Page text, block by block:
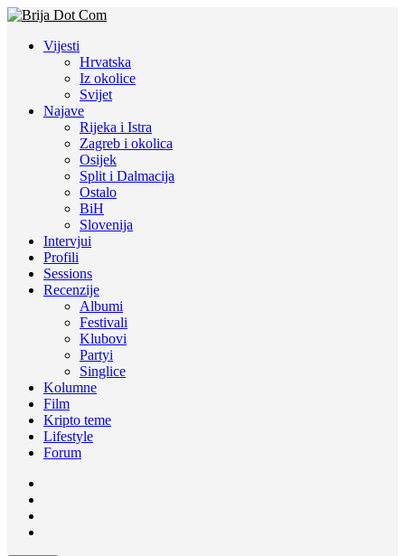
Vijesti
Hrvatska
Iz okolice
Svijet
Najave
Rijeka i Istra
Zagreb i okolica
Osijek
Split i Dalmacija
Ostalo
BiH
Slovenija
Intervjui
Profili
Sessions
Recenzije
Albumi
Festivali
Klubovi
Partyi
Singlice
Kolumne
Film
Kripto teme
Lifestyle
Forum